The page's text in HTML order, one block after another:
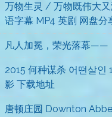
万物生灵 / 万物既伟大
语字幕 MP4 英剧 网盘分
凡人加冕，荣光落幕——
2015 何种谋杀 어떤살인
影 下载地址
唐顿庄园 Downton